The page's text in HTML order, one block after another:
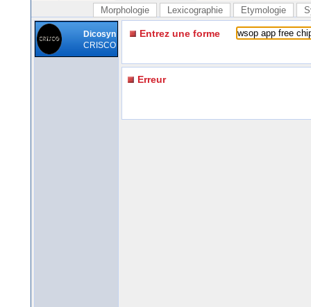
Morphologie Lexicographie Etymologie
Dicosyn
CRISCO
Entrez une forme
Erreur